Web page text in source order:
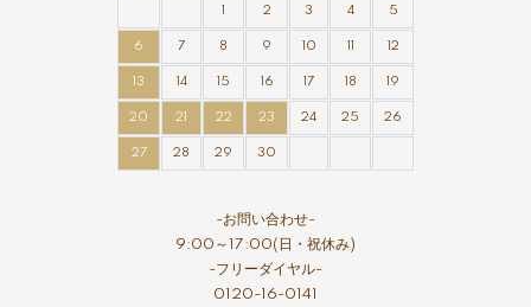
1 2 3 4 5
6 7 8 9 10 11 12
13 14 15 16 17 18 19
20 21 22 23 24 25 26
27 28 29 30
-お問い合わせ-
9:00～17:00(日・祝休み)
-フリーダイヤル-
0120-16-0141